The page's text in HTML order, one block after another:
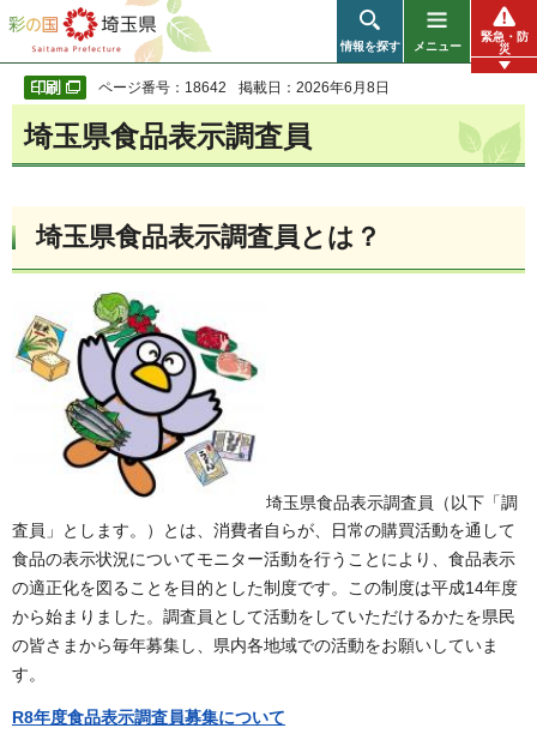
彩の国 埼玉県
情報を探す メニュー
緊急・防
災
ページ番号：18642 掲載日：2026年6月8日
埼玉県食品表示調査員
埼玉県食品表示調査員とは？
埼玉県食品表示調査員（以下「調
査員」とします。）とは、消費者自らが、日常の購買活動を通して
食品の表示状況についてモニター活動を行うことにより、食品表示
の適正化を図ることを目的とした制度です。この制度は平成14年度
から始まりました。調査員として活動をしていただけるかたを県民
の皆さまから毎年募集し、県内各地域での活動をお願いしていま
す。
R8年度食品表示調査員募集について